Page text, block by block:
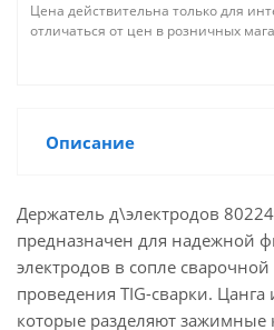
Цена действительна только для
отличаться от цен в розничных
Описание
Держатель д\электродов
предназначен для надежной
электродов в сопле
проведения TIG-сварки.
которые разделяют зажимные